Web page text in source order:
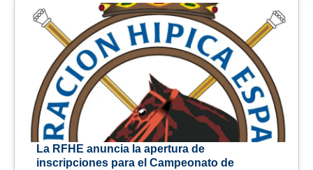
La RFHE anuncia la apertura de
inscripciones para el Campeonato de